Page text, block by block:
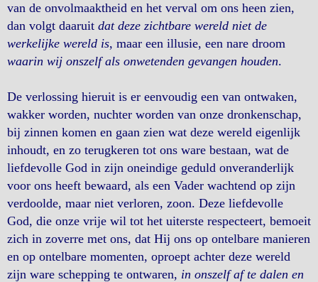
van de onvolmaaktheid en het verval om ons heen zien,
dan volgt daaruit dat deze zichtbare wereld niet de
werkelijke wereld is, maar een illusie, een nare droom
waarin wij onszelf als onwetenden gevangen houden.
De verlossing hieruit is er eenvoudig een van ontwaken,
wakker worden, nuchter worden van onze dronkenschap,
bij zinnen komen en gaan zien wat deze wereld eigenlijk
inhoudt, en zo terugkeren tot ons ware bestaan, wat de
liefdevolle God in zijn oneindige geduld onveranderlijk
voor ons heeft bewaard, als een Vader wachtend op zijn
verdoolde, maar niet verloren, zoon. Deze liefdevolle
God, die onze vrije wil tot het uiterste respecteert, bemoeit
zich in zoverre met ons, dat Hij ons op ontelbare manieren
en op ontelbare momenten, oproept achter deze wereld
zijn ware schepping te ontwaren, in onszelf af te dalen en